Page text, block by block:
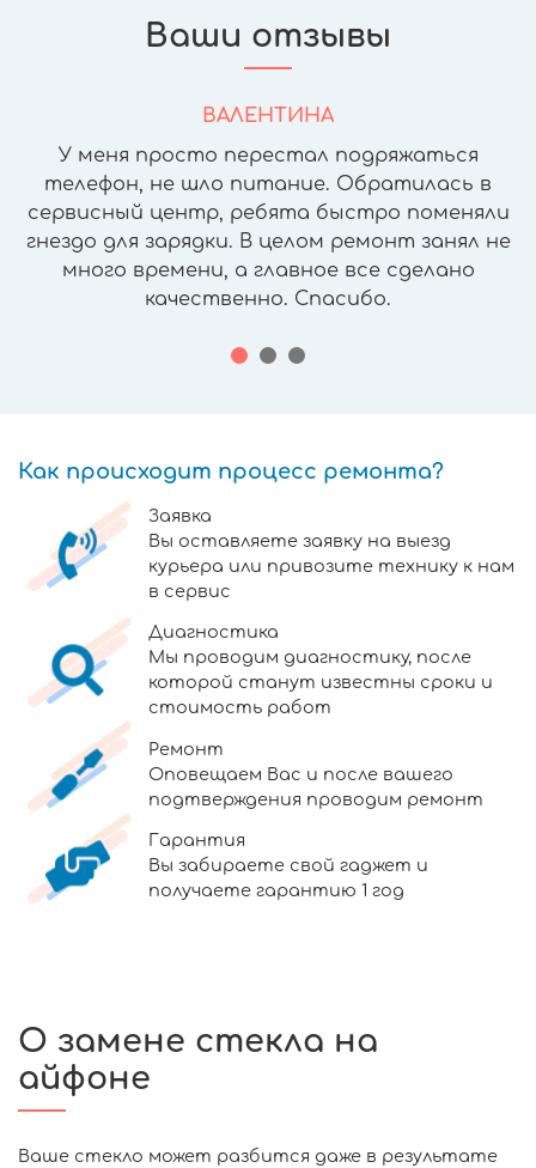
Ваши отзывы
ВАЛЕНТИНА
У меня просто перестал подряжаться
телефон, не шло питание. Обратилась в
сервисный центр, ребята быстро поменяли
гнездо для зарядки. В целом ремонт занял не
много времени, а главное все сделано
качественно. Спасибо.
Как происходит процесс ремонта?
Заявка
Вы оставляете заявку на выезд
курьера или привозите технику к нам
в сервис
Диагностика
Мы проводим диагностику, после
которой станут известны сроки и
стоимость работ
Ремонт
Оповещаем Вас и после вашего
подтверждения проводим ремонт
Гарантия
Вы забираете свой гаджет и
получаете гарантию 1 год
О замене стекла на
айфоне
Ваше стекло может разбится даже в результате